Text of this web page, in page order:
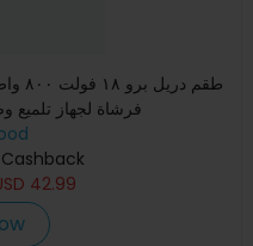
فرشاة لجهاز تلميع
42.99